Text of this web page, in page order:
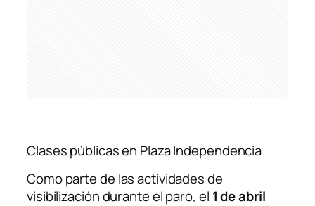
Clases públicas en Plaza Independencia
Como parte de las actividades de
visibilización durante el paro, el 1 de abril